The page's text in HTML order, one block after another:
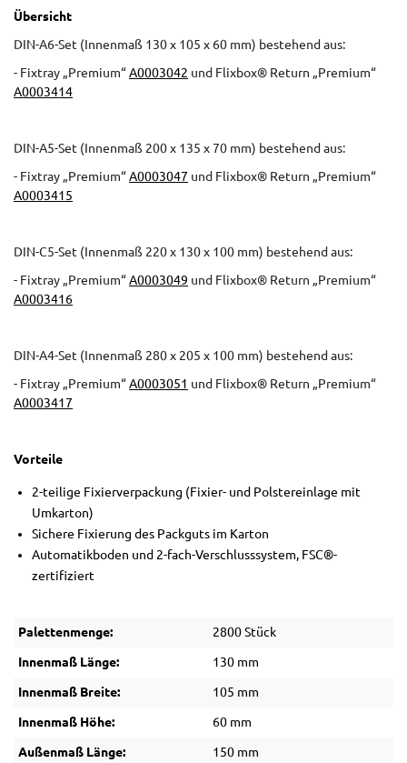
Übersicht
DIN-A6-Set (Innenmaß 130 x 105 x 60 mm) bestehend aus:
- Fixtray „Premium“A0003042 und Flixbox® Return „Premium“
A0003414
DIN-A5-Set (Innenmaß 200 x 135 x 70 mm) bestehend aus:
- Fixtray „Premium“A0003047 und Flixbox® Return „Premium“
A0003415
DIN-C5-Set (Innenmaß 220 x 130 x 100 mm) bestehend aus:
- Fixtray „Premium“A0003049 und Flixbox® Return „Premium“
A0003416
DIN-A4-Set (Innenmaß 280 x 205 x 100 mm) bestehend aus:
- Fixtray „Premium“A0003051 und Flixbox® Return „Premium“
A0003417
Vorteile
2-teilige Fixierverpackung (Fixier- und Polstereinlage mit
Umkarton)
Sichere Fixierung des Packguts im Karton
Automatikboden und 2-fach-Verschlusssystem, FSC®-
zertifiziert
Palettenmenge: 2800 Stück
Innenmaß Länge: 130 mm
Innenmaß Breite: 105 mm
Innenmaß Höhe: 60 mm
Außenmaß Länge: 150 mm